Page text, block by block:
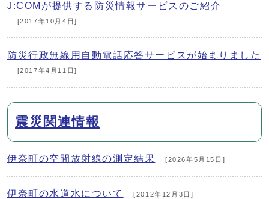
J:COMが提供する防災情報サービスのご紹介
[2017年10月4日]
防災行政無線用自動電話応答サービスが始まりました
[2017年4月11日]
震災関連情報
伊奈町の空間放射線の測定結果 [2026年5月15日]
伊奈町の水道水について [2012年12月3日]